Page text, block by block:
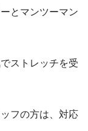
とマンツーマン
ストレッチを受
フの方は、対応